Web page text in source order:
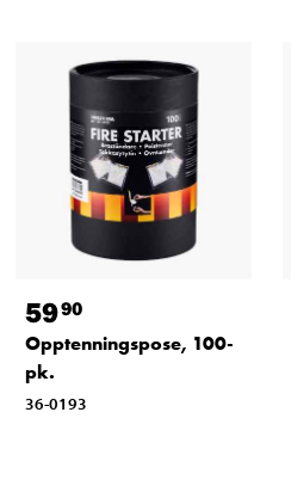
5990
Opptenningspose, 100-
pk.
36-0193